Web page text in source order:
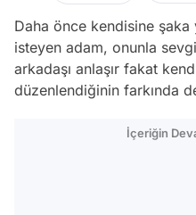
Daha önce kendisine
isteyen adam, onunla
arkadaşı anlaşır fakat
düzenlendiğinin farkında
İçeriğin